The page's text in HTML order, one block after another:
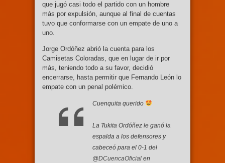
que jugó casi todo el partido con un hombre
más por expulsión, aunque al final de cuentas
tuvo que conformarse con un empate de uno a
uno.
Jorge Ordóñez abrió la cuenta para los
Camisetas Coloradas, que en lugar de ir por
más, teniendo todo a su favor, decidió
encerrarse, hasta permitir que Fernando León lo
empate con un penal polémico.
Cuenquita querido
La Tukita Ordóñez le ganó la
espalda a los defensores y
cabeceó para el 0-1 del
@DCuencaOficial en